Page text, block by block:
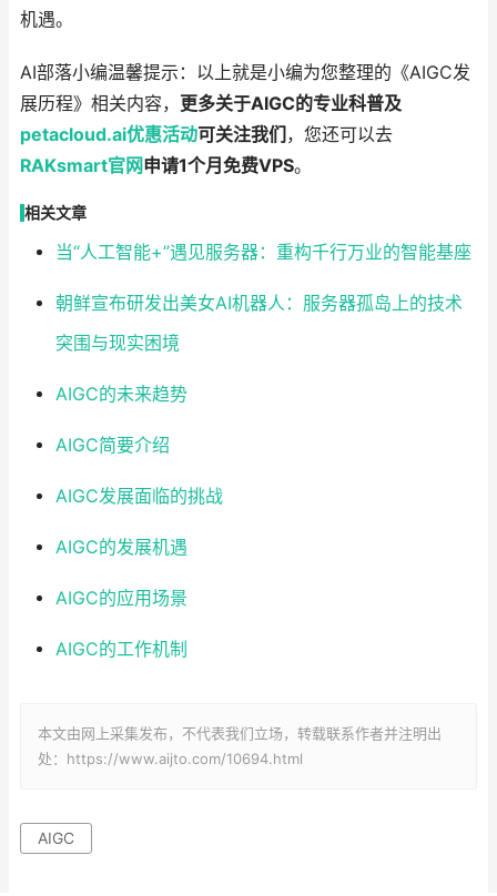
机遇。
AI部落小编温馨提示：以上就是小编为您整理的《AIGC发
展历程》相关内容，
更多关于AIGC的专业科普及
petacloud.ai优惠活动可关注我们 ，您还可以去
RAKsmart官网申请1个月免费VPS。
相关文章
当“人工智能+”遇见服务器：重构千行万业的智能基座
朝鲜宣布研发出美女AI机器人：服务器孤岛上的技术
突围与现实困境
AIGC的未来趋势
AIGC简要介绍
AIGC发展面临的挑战
AIGC的发展机遇
AIGC的应用场景
AIGC的工作机制
本文由网上采集发布，不代表我们立场，转载联系作者并注明出
处：https://www.aijto.com/10694.html
AIGC